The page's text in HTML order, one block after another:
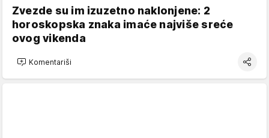
Zvezde su im izuzetno naklonjene: 2
horoskopska znaka imaće najviše sreće
ovog vikenda
Komentariši